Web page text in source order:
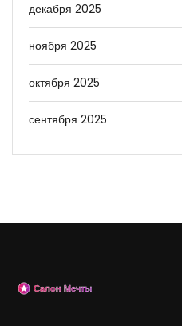
декабря 2025
ноября 2025
октября 2025
сентября 2025